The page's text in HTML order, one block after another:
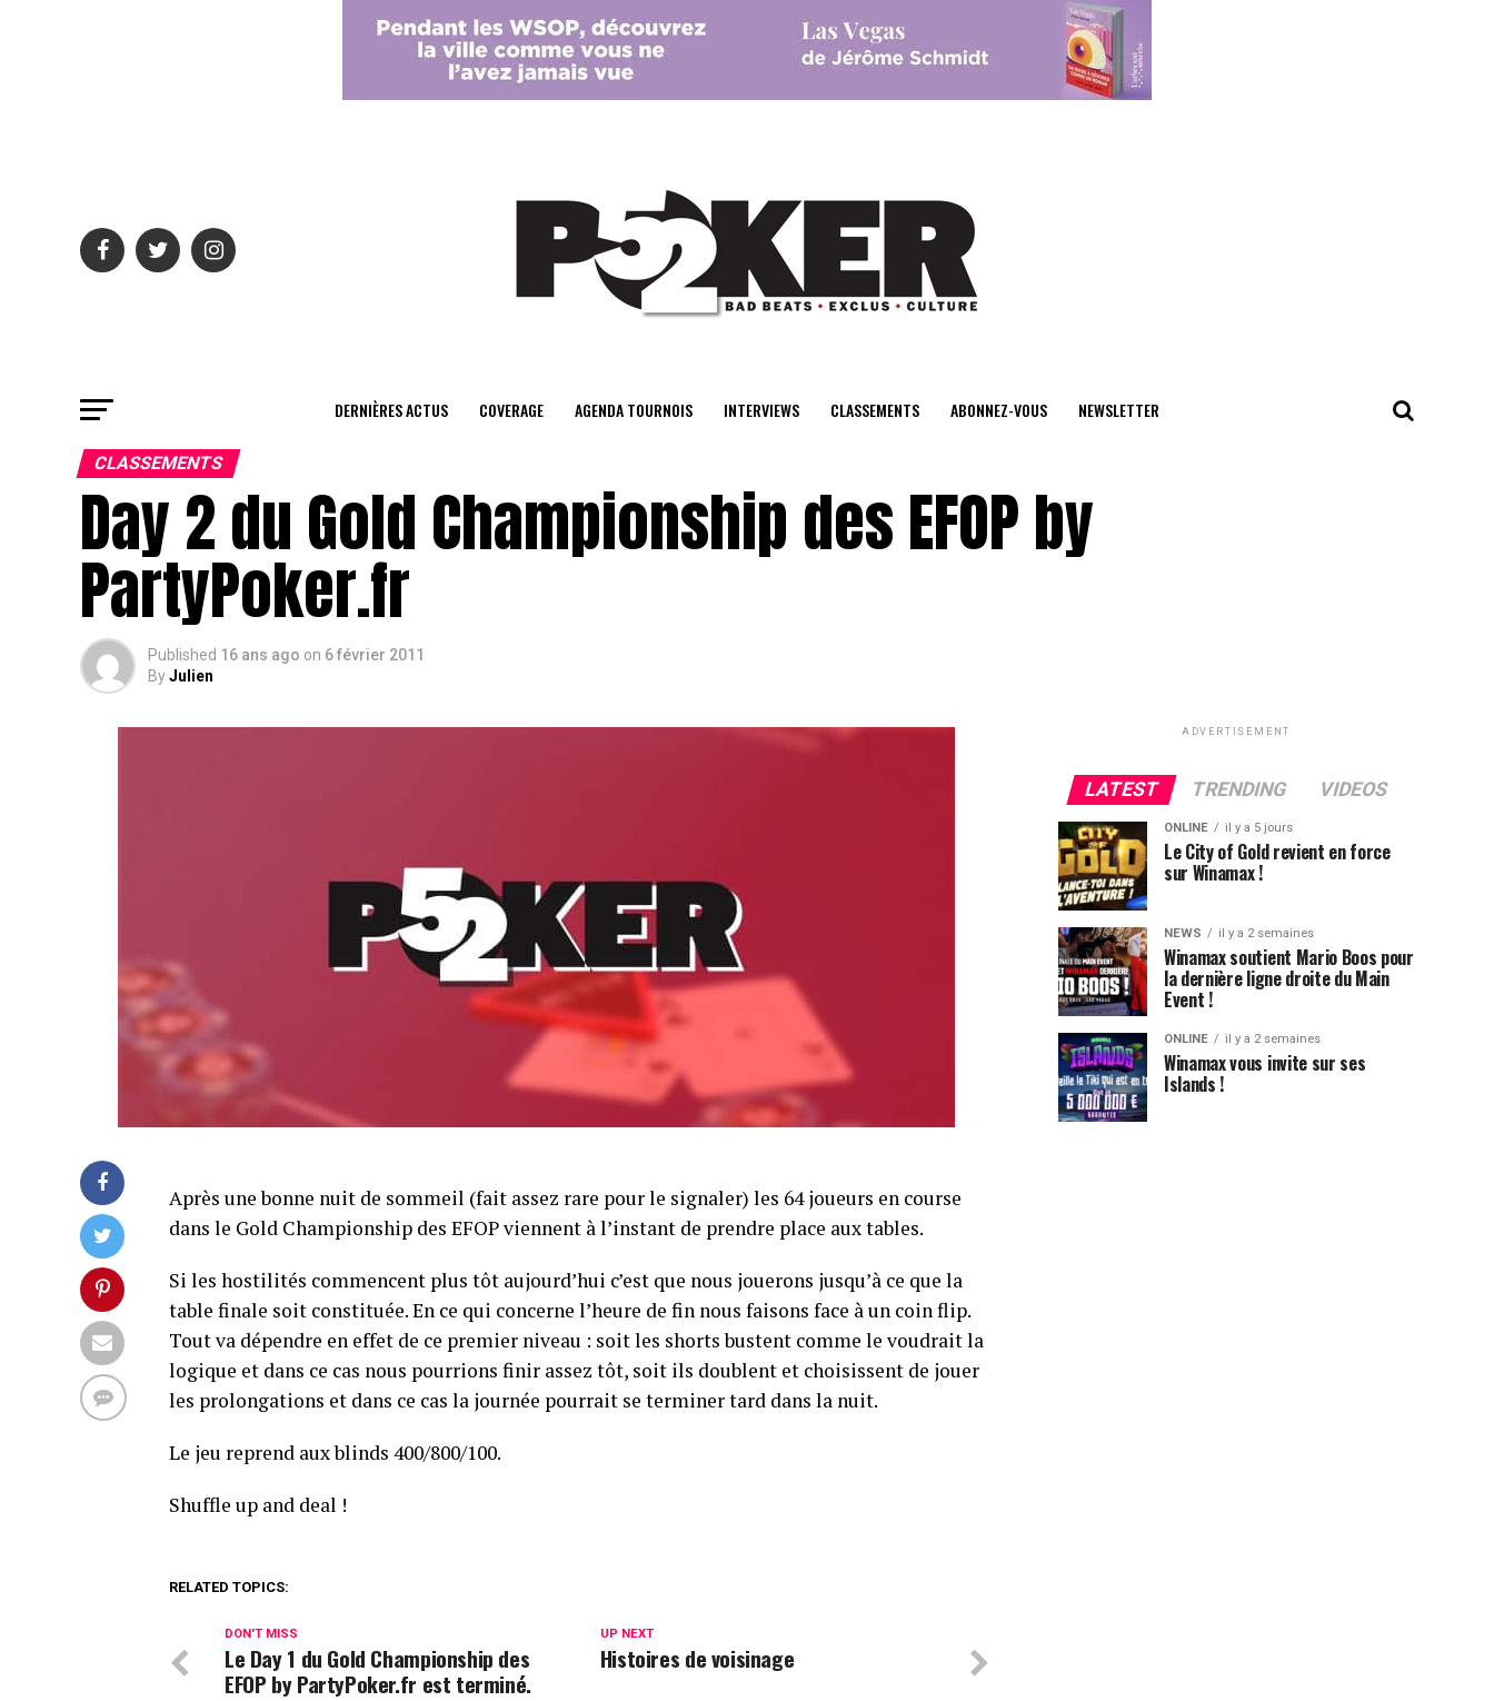
center>
DERNIÈRES ACTUS COVERAGE AGENDA TOURNOIS INTERVIEWS CLASSEMENTS ABONNEZ-VOUS NEWSLETTER
CLASSEMENTS
Day 2 du Gold Championship des EFOP by
PartyPoker.fr
Published 16 ans ago on 6 février 2011
ByJulien
Après une bonne nuit de sommeil (fait assez rare pour le signaler) les 64 joueurs en course
dans le Gold Championship des EFOP viennent à l’instant de prendre place aux tables.
Si les hostilités commencent plus tôt aujourd’hui c’est que nous jouerons jusqu’à ce que la
table finale soit constituée. En ce qui concerne l’heure de fin nous faisons face à un coin flip.
Tout va dépendre en effet de ce premier niveau : soit les shorts bustent comme le voudrait la
logique et dans ce cas nous pourrions finir assez tôt, soit ils doublent et choisissent de jouer
les prolongations et dans ce cas la journée pourrait se terminer tard dans la nuit.
Le jeu reprend aux blinds 400/800/100.
Shuffle up and deal !
RELATED TOPICS:
UP NEXT
Histoires de voisinage
DON'T MISS
Le Day 1 du Gold Championship des
EFOP by PartyPoker.fr est terminé.
ADVERTISEMENT
LATEST TRENDING VIDEOS
ONLINE il y a 5 jours
Le City of Gold revient en force
sur Winamax !
NEWS il y a 2 semaines
Winamax soutient Mario Boos pour
la dernière ligne droite du Main
Event !
ONLINE il y a 2 semaines
Winamax vous invite sur ses
Islands !